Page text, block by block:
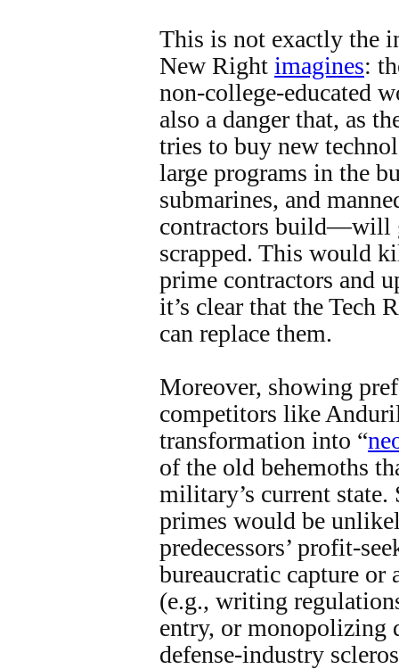
This is not exactly the
New Right imagines:
non-college-educated
also a danger that, as
tries to buy new
large programs in the
submarines, and
contractors build—will
scrapped. This would
prime contractors and
it’s clear that the Tech
can replace them.
Moreover, showing
competitors like
transformation into “
of the old behemoths
military’s current
primes would be
predecessors’ profit-
bureaucratic capture
(e.g., writing
entry, or monopolizing
defense-industry